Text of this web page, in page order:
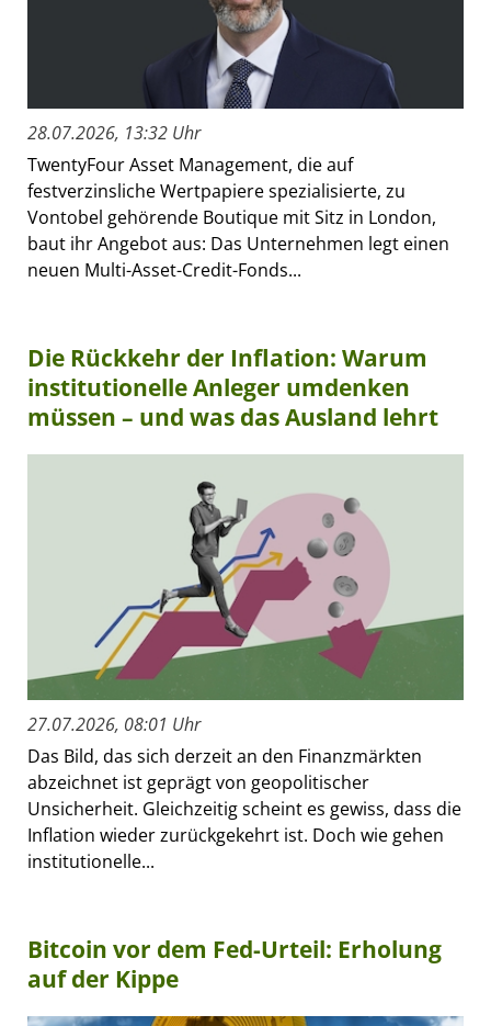
28.07.2026, 13:32 Uhr
TwentyFour Asset Management, die auf
festverzinsliche Wertpapiere spezialisierte, zu
Vontobel gehörende Boutique mit Sitz in London,
baut ihr Angebot aus: Das Unternehmen legt einen
neuen Multi-Asset-Credit-Fonds...
Die Rückkehr der Inflation: Warum
institutionelle Anleger umdenken
müssen – und was das Ausland lehrt
27.07.2026, 08:01 Uhr
Das Bild, das sich derzeit an den Finanzmärkten
abzeichnet ist geprägt von geopolitischer
Unsicherheit. Gleichzeitig scheint es gewiss, dass die
Inflation wieder zurückgekehrt ist. Doch wie gehen
institutionelle...
Bitcoin vor dem Fed-Urteil: Erholung
auf der Kippe